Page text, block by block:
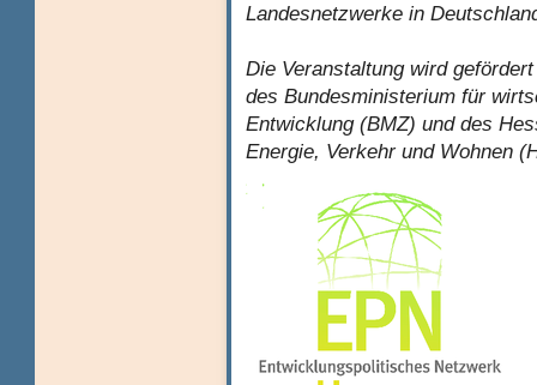
Landesnetzwerke in
Die Veranstaltung wird
des Bundesministerium für
Entwicklung (BMZ) und des
Energie, Verkehr und Wohnen